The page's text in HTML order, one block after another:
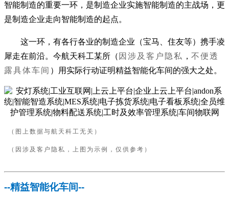
智能制造的重要一环，是制造企业实施智能制造的主战场，更
是制造企业走向智能制造的起点。
这一环，有各行各业的制造企业（宝马、住友等）携手凌
犀走在前沿。今航天科工某所（ 因涉及客户隐私 ， 不便透
露具体车间 ）用实际行动证明精益智能化车间的强大之处。
（图上数据与航天科工无关）
（因涉及客户隐私，上图为示例，仅供参考）
--精益智能化车间--